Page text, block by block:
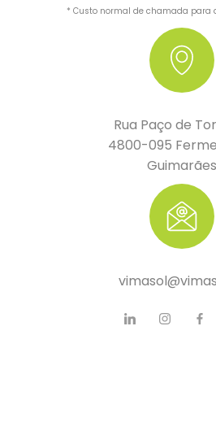
* Custo normal de chamada para
Rua Paço de
4800-095
Guimarães